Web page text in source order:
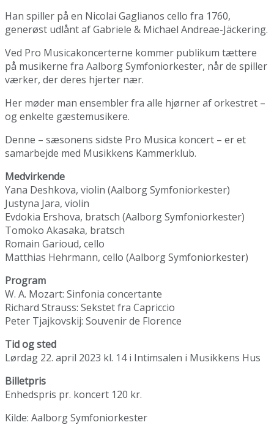
Han spiller på en Nicolai Gaglianos cello fra 1760,
generøst udlånt af Gabriele & Michael Andreae-Jäckering.
Ved Pro Musicakoncerterne kommer publikum tættere
på musikerne fra Aalborg Symfoniorkester, når de spiller
værker, der deres hjerter nær.
Her møder man ensembler fra alle hjørner af orkestret –
og enkelte gæstemusikere.
Denne – sæsonens sidste Pro Musica koncert – er et
samarbejde med Musikkens Kammerklub.
Medvirkende
Yana Deshkova, violin (Aalborg Symfoniorkester)
Justyna Jara, violin
Evdokia Ershova, bratsch (Aalborg Symfoniorkester)
Tomoko Akasaka, bratsch
Romain Garioud, cello
Matthias Hehrmann, cello (Aalborg Symfoniorkester)
Program
W. A. Mozart: Sinfonia concertante
Richard Strauss: Sekstet fra Capriccio
Peter Tjajkovskij: Souvenir de Florence
Tid og sted
Lørdag 22. april 2023 kl. 14 i Intimsalen i Musikkens Hus
Billetpris
Enhedspris pr. koncert 120 kr.
Kilde: Aalborg Symfoniorkester